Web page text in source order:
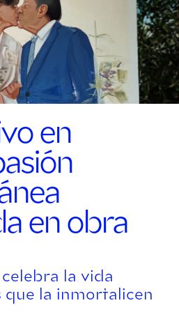
en
en obra
la vida
que la inmortalicen